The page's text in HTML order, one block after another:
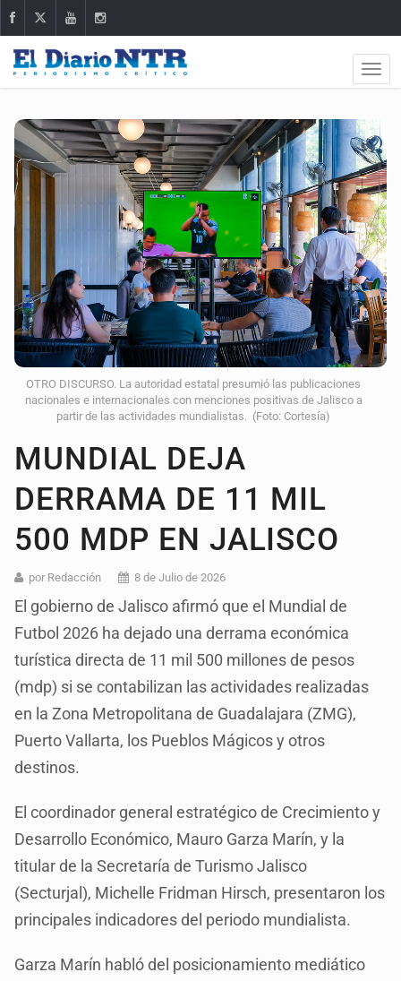
OTRO DISCURSO. La autoridad estatal presumió las publicaciones
nacionales e internacionales con menciones positivas de Jalisco a
partir de las actividades mundialistas. (Foto: Cortesía)
MUNDIAL DEJA
DERRAMA DE 11 MIL
500 MDP EN JALISCO
por Redacción 8 de Julio de 2026
El gobierno de Jalisco afirmó que el Mundial de
Futbol 2026 ha dejado una derrama económica
turística directa de 11 mil 500 millones de pesos
(mdp) si se contabilizan las actividades realizadas
en la Zona Metropolitana de Guadalajara (ZMG),
Puerto Vallarta, los Pueblos Mágicos y otros
destinos.
El coordinador general estratégico de Crecimiento y
Desarrollo Económico, Mauro Garza Marín, y la
titular de la Secretaría de Turismo Jalisco
(Secturjal), Michelle Fridman Hirsch, presentaron los
principales indicadores del periodo mundialista.
Garza Marín habló del posicionamiento mediático